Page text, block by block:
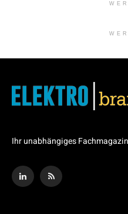
Ihr unabhängiges